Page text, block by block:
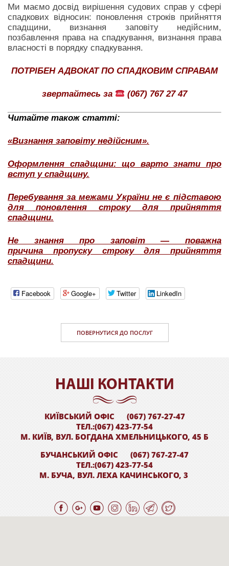
Ми маємо досвід вирішення судових справ у сфері
спадкових відносин: поновлення строків прийняття
спадщини, визнання заповіту недійсним,
позбавлення права на спадкування, визнання права
власності в порядку спадкування.
ПОТРІБЕН АДВОКАТ ПО СПАДКОВИМ СПРАВАМ
звертайтесь за (067) 767 27 47
Читайте також статті:
«Визнання заповіту недійсним».
Оформлення спадщини: що варто знати про
вступ у спадщину.
Перебування за межами України не є підставою
для поновлення строку для прийняття
спадщини.
Не знання про заповіт — поважна
причина пропуску строку для прийняття
спадщини.
Facebook Google+ Twitter LinkedIn
ПОВЕРНУТИСЯ ДО ПОСЛУГ
НАШI КОНТАКТИ
КИЇВСЬКИЙ ОФІС
(067) 767-27-47
ТЕЛ.:(067) 423-77-54
М. КИЇВ, ВУЛ. БОГДАНА ХМЕЛЬНИЦЬКОГО, 45 Б
БУЧАНСЬКИЙ ОФІС
(067) 767-27-47
ТЕЛ.:(067) 423-77-54
М. БУЧА, ВУЛ. ЛЕХА КАЧИНСЬКОГО, 3